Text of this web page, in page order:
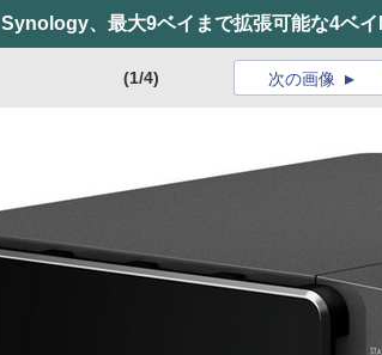
Synology、最大9ベイまで拡張可能な4ベ
(1/4) 次の画像